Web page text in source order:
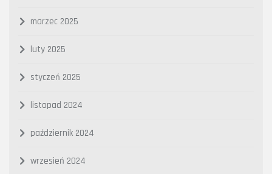
marzec 2025
luty 2025
styczeń 2025
listopad 2024
październik 2024
wrzesień 2024